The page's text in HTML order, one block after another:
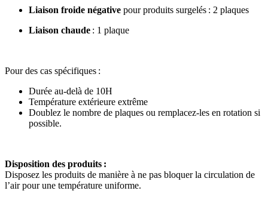
Liaison froide négative pour produits surgelés : 2 plaques
Liaison chaude : 1 plaque
Pour des cas spécifiques :
Durée au-delà de 10H
Température extérieure extrême
Doublez le nombre de plaques ou remplacez-les en rotation si
possible.
Disposition des produits :
Disposez les produits de manière à ne pas bloquer la circulation de
l’air pour une température uniforme.